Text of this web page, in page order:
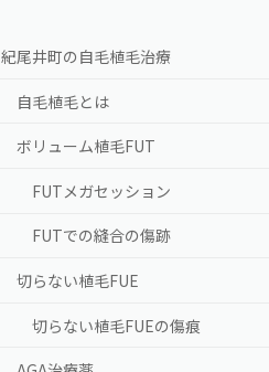
紀尾井町の自毛植毛治療
自毛植毛とは
ボリューム植毛FUT
FUTメガセッション
FUTでの縫合の傷跡
切らない植毛FUE
切らない植毛FUEの傷痕